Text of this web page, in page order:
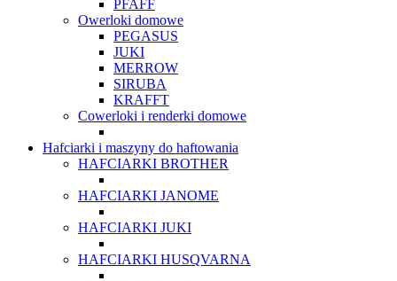
PFAFF
Owerloki domowe
PEGASUS
JUKI
MERROW
SIRUBA
KRAFFT
Cowerloki i renderki domowe
Hafciarki i maszyny do haftowania
HAFCIARKI BROTHER
HAFCIARKI JANOME
HAFCIARKI JUKI
HAFCIARKI HUSQVARNA